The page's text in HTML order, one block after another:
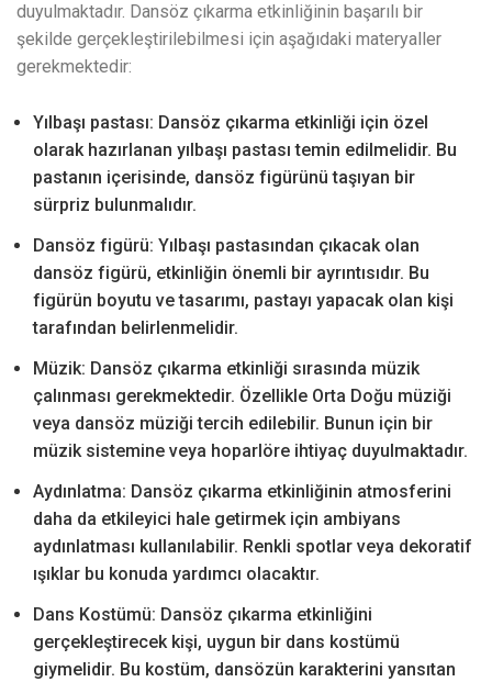
duyulmaktadır. Dansöz çıkarma etkinliğinin başarılı bir
şekilde gerçekleştirilebilmesi için aşağıdaki materyaller
gerekmektedir:
Yılbaşı pastası: Dansöz çıkarma etkinliği için özel
olarak hazırlanan yılbaşı pastası temin edilmelidir. Bu
pastanın içerisinde, dansöz figürünü taşıyan bir
sürpriz bulunmalıdır.
Dansöz figürü: Yılbaşı pastasından çıkacak olan
dansöz figürü, etkinliğin önemli bir ayrıntısıdır. Bu
figürün boyutu ve tasarımı, pastayı yapacak olan kişi
tarafından belirlenmelidir.
Müzik: Dansöz çıkarma etkinliği sırasında müzik
çalınması gerekmektedir. Özellikle Orta Doğu müziği
veya dansöz müziği tercih edilebilir. Bunun için bir
müzik sistemine veya hoparlöre ihtiyaç duyulmaktadır.
Aydınlatma: Dansöz çıkarma etkinliğinin atmosferini
daha da etkileyici hale getirmek için ambiyans
aydınlatması kullanılabilir. Renkli spotlar veya dekoratif
ışıklar bu konuda yardımcı olacaktır.
Dans Kostümü: Dansöz çıkarma etkinliğini
gerçekleştirecek kişi, uygun bir dans kostümü
giymelidir. Bu kostüm, dansözün karakterini yansıtan